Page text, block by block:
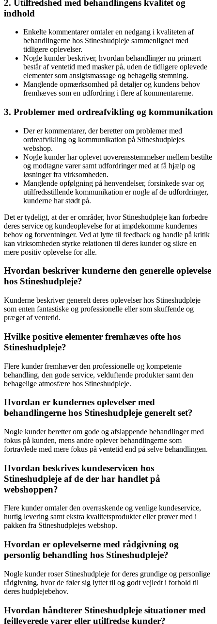
2. Utilfredshed med behandlingens kvalitet og
indhold
Enkelte kommentarer omtaler en nedgang i kvaliteten af
behandlingerne hos Stineshudpleje sammenlignet med
tidligere oplevelser.
Nogle kunder beskriver, hvordan behandlinger nu primært
består af ventetid med masker på, uden de tidligere oplevede
elementer som ansigtsmassage og behagelig stemning.
Manglende opmærksomhed på detaljer og kundens behov
fremhæves som en udfordring i flere af kommentarerne.
3. Problemer med ordreafvikling og kommunikation
Der er kommentarer, der beretter om problemer med
ordreafvikling og kommunikation på Stineshudplejes
webshop.
Nogle kunder har oplevet uoverensstemmelser mellem bestilte
og modtagne varer samt udfordringer med at få hjælp og
løsninger fra virksomheden.
Manglende opfølgning på henvendelser, forsinkede svar og
utilfredsstillende kommunikation er nogle af de udfordringer,
kunderne har stødt på.
Det er tydeligt, at der er områder, hvor Stineshudpleje kan forbedre
deres service og kundeoplevelse for at imødekomme kundernes
behov og forventninger. Ved at lytte til feedback og handle på kritik
kan virksomheden styrke relationen til deres kunder og sikre en
mere positiv oplevelse for alle.
Hvordan beskriver kunderne den generelle oplevelse
hos Stineshudpleje?
Kunderne beskriver generelt deres oplevelser hos Stineshudpleje
som enten fantastiske og professionelle eller som skuffende og
præget af ventetid.
Hvilke positive elementer fremhæves ofte hos
Stineshudpleje?
Flere kunder fremhæver den professionelle og kompetente
behandling, den gode service, velduftende produkter samt den
behagelige atmosfære hos Stineshudpleje.
Hvordan er kundernes oplevelser med
behandlingerne hos Stineshudpleje generelt set?
Nogle kunder beretter om gode og afslappende behandlinger med
fokus på kunden, mens andre oplever behandlingerne som
fortravlede med mere fokus på ventetid end på selve behandlingen.
Hvordan beskrives kundeservicen hos
Stineshudpleje af de der har handlet på
webshoppen?
Flere kunder omtaler den overraskende og venlige kundeservice,
hurtig levering samt ekstra kvalitetsprodukter eller prøver med i
pakken fra Stineshudplejes webshop.
Hvordan er oplevelserne med rådgivning og
personlig behandling hos Stineshudpleje?
Nogle kunder roser Stineshudpleje for deres grundige og personlige
rådgivning, hvor de føler sig lyttet til og godt vejledt i forhold til
deres hudplejebehov.
Hvordan håndterer Stineshudpleje situationer med
fejlleverede varer eller utilfredse kunder?